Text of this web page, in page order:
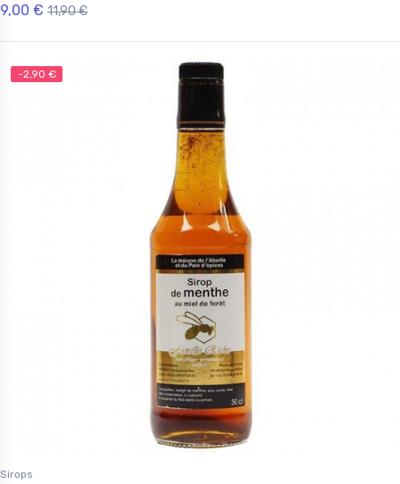
9,00 € 11,90 €
-2,90 €
Sirops